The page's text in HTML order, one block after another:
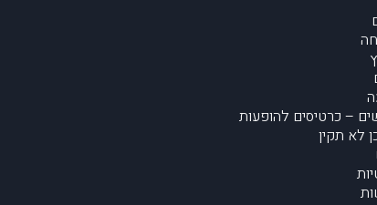
– כרטיסים להופעות
לא תקין